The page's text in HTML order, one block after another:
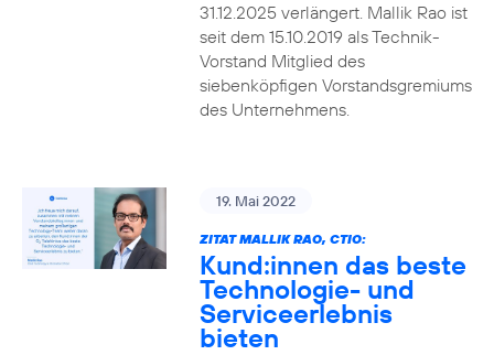
31.12.2025 verlängert. Mallik Rao ist
seit dem 15.10.2019 als Technik-
Vorstand Mitglied des
siebenköpfigen Vorstandsgremiums
des Unternehmens.
19. Mai 2022
ZITAT MALLIK RAO, CTIO:
Kund:innen das beste
Technologie- und
Serviceerlebnis
bieten